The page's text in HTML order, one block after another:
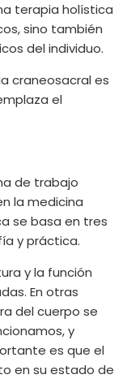
terapia holística
sino también
del individuo.
craneosacral es
el
de trabajo
la medicina
se basa en tres
y práctica.
y la función
En otras
del cuerpo se
y
es que el
en su estado de